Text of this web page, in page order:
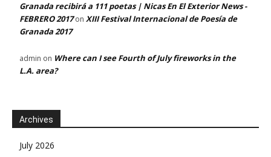
Granada recibirá a 111 poetas | Nicas En El Exterior News -
FEBRERO 2017on XIII Festival Internacional de Poesía de
Granada 2017
admin on Where can I see Fourth of July fireworks in the
L.A. area?
Archives
July 2026